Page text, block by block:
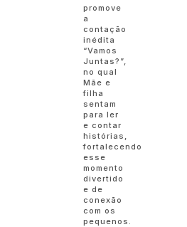
promove
a
contação
inédita
“Vamos
Juntas?”,
no qual
Mãe e
filha
sentam
para ler
e contar
histórias,
fortalecendo
esse
momento
divertido
e de
conexão
com os
pequenos.